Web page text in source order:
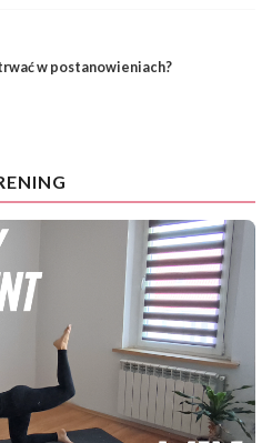
w postanowieniach?